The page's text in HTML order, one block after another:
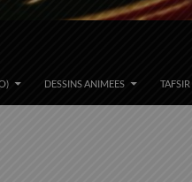
DESSINS ANIMEES TAFSIR